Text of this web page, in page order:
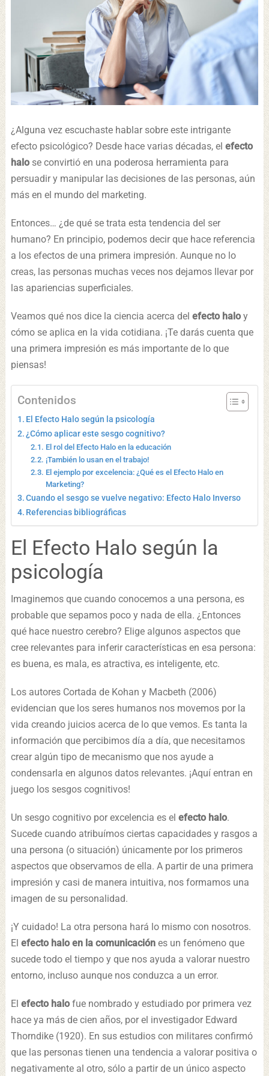
¿Alguna vez escuchaste hablar sobre este intrigante
efecto psicológico? Desde hace varias décadas, el efecto
halose convirtió en una poderosa herramienta para
persuadir y manipular las decisiones de las personas, aún
más en el mundo del marketing.
Entonces… ¿de qué se trata esta tendencia del ser
humano? En principio, podemos decir que hace referencia
a los efectos de una primera impresión. Aunque no lo
creas, las personas muchas veces nos dejamos llevar por
las apariencias superficiales.
Veamos qué nos dice la ciencia acerca del efecto haloy
cómo se aplica en la vida cotidiana. ¡Te darás cuenta que
una primera impresión es más importante de lo que
piensas!
Contenidos
El Efecto Halo según la psicología
¿Cómo aplicar este sesgo cognitivo?
El rol del Efecto Halo en la educación
¡También lo usan en el trabajo!
El ejemplo por excelencia: ¿Qué es el Efecto Halo en
Marketing?
Cuando el sesgo se vuelve negativo: Efecto Halo Inverso
Referencias bibliográficas
El Efecto Halo según la
psicología
Imaginemos que cuando conocemos a una persona, es
probable que sepamos poco y nada de ella. ¿Entonces
qué hace nuestro cerebro? Elige algunos aspectos que
cree relevantes para inferir características en esa persona:
es buena, es mala, es atractiva, es inteligente, etc.
Los autores Cortada de Kohan y Macbeth (2006)
evidencian que los seres humanos nos movemos por la
vida creando juicios acerca de lo que vemos. Es tanta la
información que percibimos día a día, que necesitamos
crear algún tipo de mecanismo que nos ayude a
condensarla en algunos datos relevantes. ¡Aquí entran en
juego los sesgos cognitivos!
Un sesgo cognitivo por excelencia es el efecto halo.
Sucede cuando atribuímos ciertas capacidades y rasgos a
una persona (o situación) únicamente por los primeros
aspectos que observamos de ella. A partir de una primera
impresión y casi de manera intuitiva, nos formamos una
imagen de su personalidad.
¡Y cuidado! La otra persona hará lo mismo con nosotros.
El efecto halo en la comunicaciónes un fenómeno que
sucede todo el tiempo y que nos ayuda a valorar nuestro
entorno, incluso aunque nos conduzca a un error.
El efecto halofue nombrado y estudiado por primera vez
hace ya más de cien años, por el investigador Edward
Thorndike (1920). En sus estudios con militares confirmó
que las personas tienen una tendencia a valorar positiva o
negativamente al otro, sólo a partir de un único aspecto